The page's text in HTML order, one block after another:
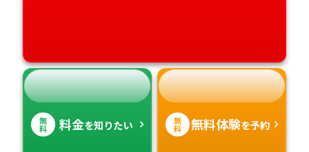
無
料 料金を知りたい 無
料 無料体験を予約